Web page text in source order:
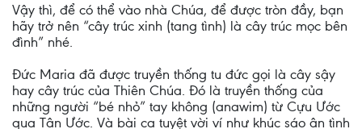
Vậy thì, để có thể vào nhà Chúa, để được tròn đầy, bạn
hãy trở nên “cây trúc xinh (tang tình) là cây trúc mọc bên
đình” nhé.
Ðức Maria đã được truyền thống tu đức gọi là cây sậy
hay cây trúc của Thiên Chúa. Ðó là truyền thống của
những người “bé nhỏ” tay không (anawim) từ Cựu Ước
qua Tân Ước. Và bài ca tuyệt vời ví như khúc sáo ân tình